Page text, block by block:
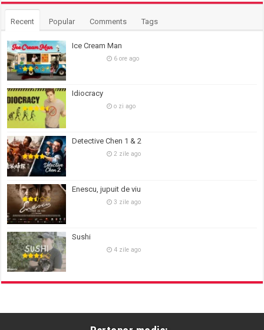
Recent Popular Comments Tags
Ice Cream Man
6 ore ago
Idiocracy
o zi ago
Detective Chen 1 & 2
2 zile ago
Enescu, jupuit de viu
3 zile ago
Sushi
4 zile ago